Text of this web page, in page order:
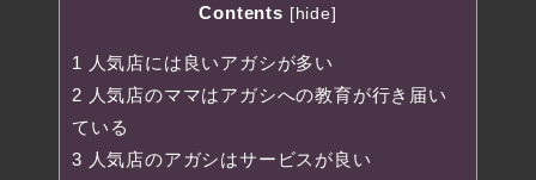
Contents [ hide]
1 人気店には良いアガシが多い
2 人気店のママはアガシへの教育が行き届い
ている
3 人気店のアガシはサービスが良い